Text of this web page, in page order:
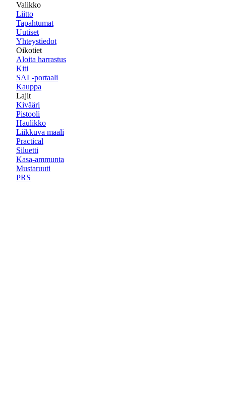
Valikko
Liitto
Tapahtumat
Uutiset
Yhteystiedot
Oikotiet
Aloita harrastus
Kiti
SAL-portaali
Kauppa
Lajit
Kivääri
Pistooli
Haulikko
Liikkuva maali
Practical
Siluetti
Kasa-ammunta
Mustaruuti
PRS